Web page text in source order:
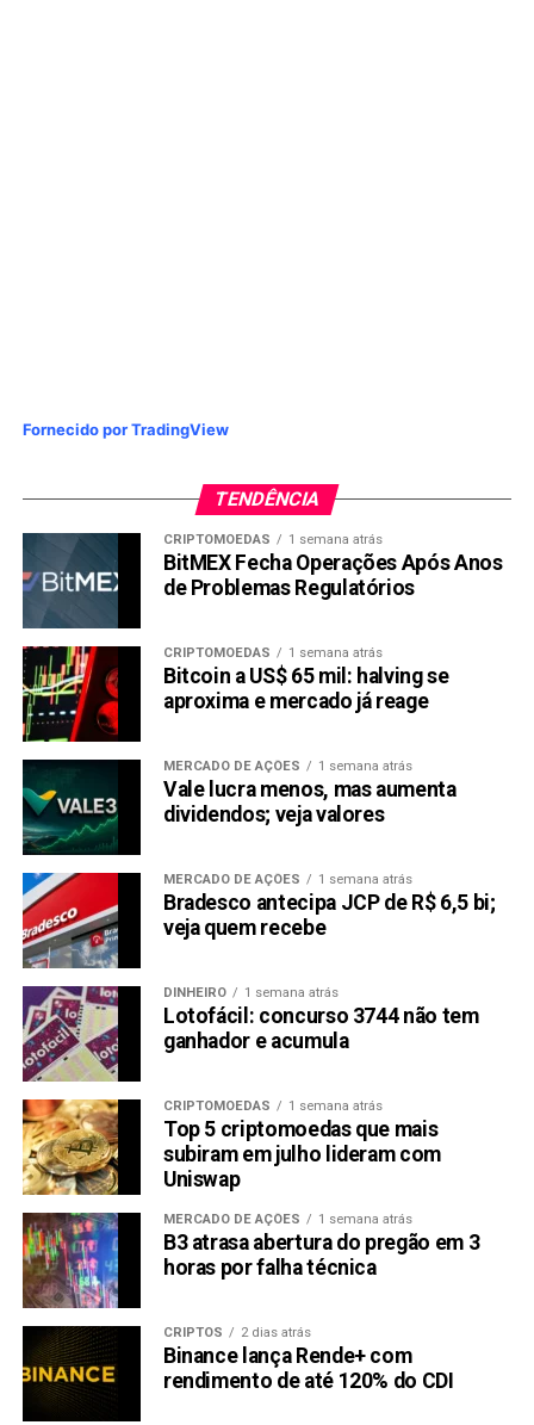
Selic a 4,25% quanto rende R$ 1 mil reais
Ouro é o melhor investimento em tempos de
incertezas
Fornecido por TradingView
TENDÊNCIA
CRIPTOMOEDAS 1 semana atrás
BitMEX Fecha Operações Após Anos
de Problemas Regulatórios
CRIPTOMOEDAS 1 semana atrás
Bitcoin a US$ 65 mil: halving se
aproxima e mercado já reage
MERCADO DE AÇÕES 1 semana atrás
Vale lucra menos, mas aumenta
dividendos; veja valores
MERCADO DE AÇÕES 1 semana atrás
Bradesco antecipa JCP de R$ 6,5 bi;
veja quem recebe
DINHEIRO 1 semana atrás
Lotofácil: concurso 3744 não tem
ganhador e acumula
CRIPTOMOEDAS 1 semana atrás
Top 5 criptomoedas que mais
subiram em julho lideram com
Uniswap
MERCADO DE AÇÕES 1 semana atrás
B3 atrasa abertura do pregão em 3
horas por falha técnica
CRIPTOS 2 dias atrás
Binance lança Rende+ com
rendimento de até 120% do CDI